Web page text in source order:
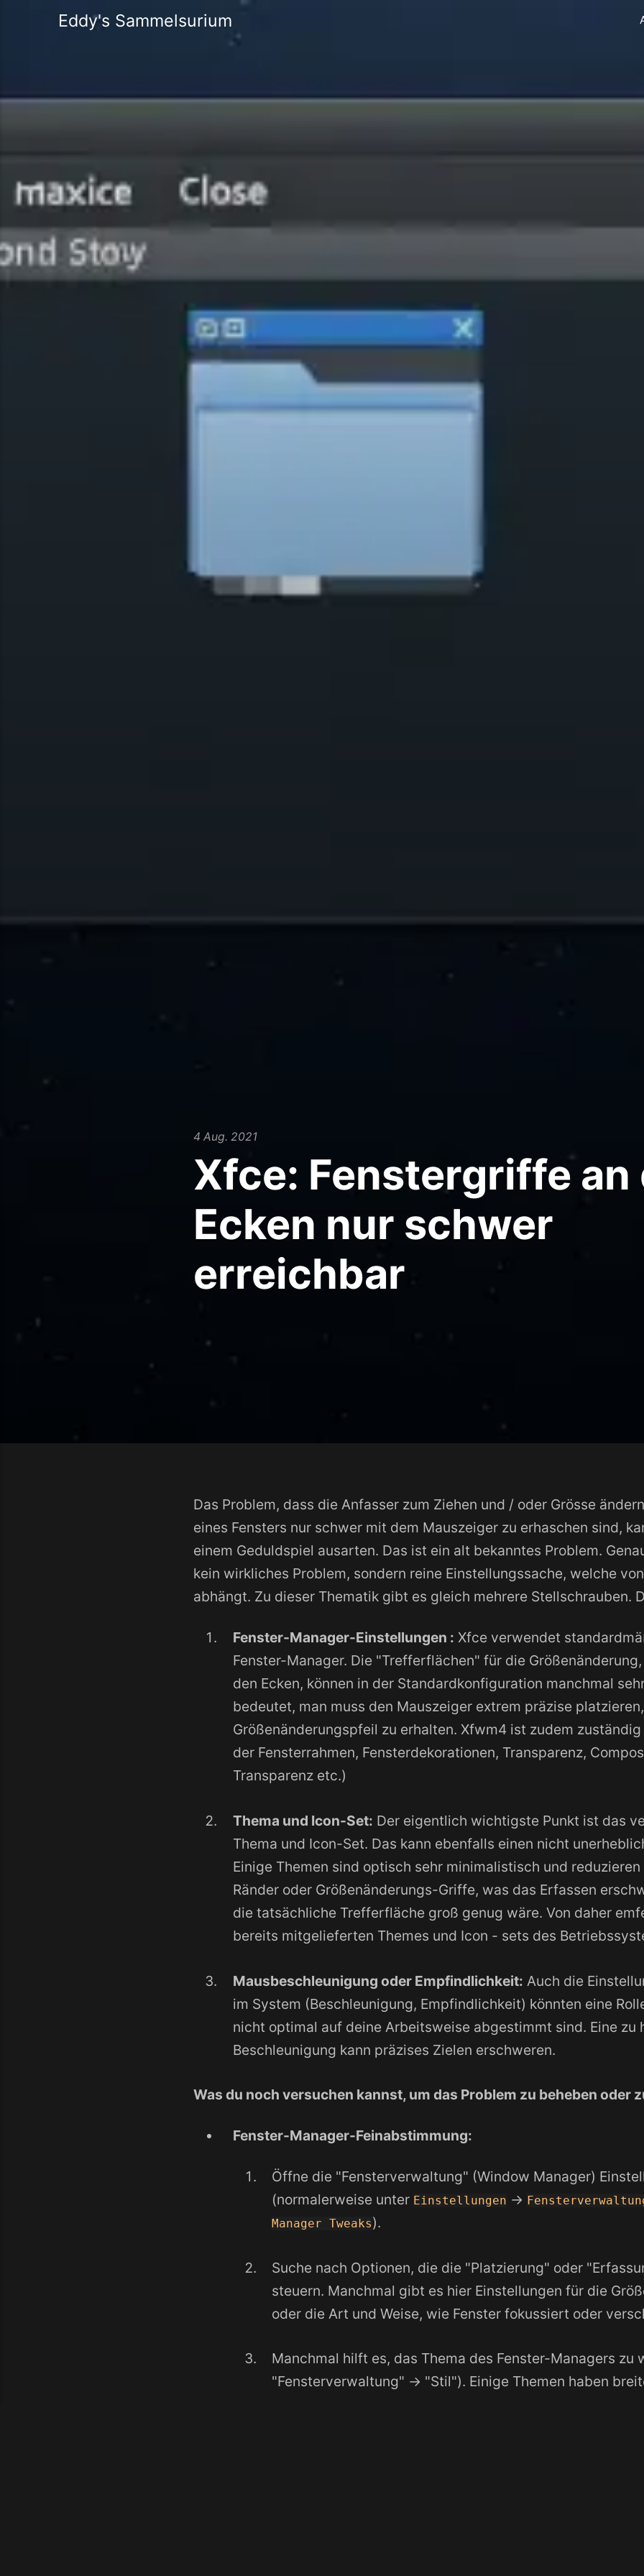
Eddy's Sammelsurium
4 Aug. 2021
Xfce: Fenstergriffe an
Ecken nur schwer
erreichbar
Das Problem, dass die Anfasser zum Ziehen und / oder Grösse
eines Fensters nur schwer mit dem Mauszeiger zu erhaschen sind,
einem Geduldspiel ausarten. Das ist ein alt bekanntes Problem.
kein wirkliches Problem, sondern reine Einstellungssache, welche
abhängt. Zu dieser Thematik gibt es gleich mehrere Stellschrauben.
Fenster-Manager-Einstellungen : Xfce verwendet
Fenster-Manager. Die "Trefferflächen" für die
den Ecken, können in der Standardkonfiguration manchmal
bedeutet, man muss den Mauszeiger extrem präzise
Größenänderungspfeil zu erhalten. Xfwm4 ist zudem
der Fensterrahmen, Fensterdekorationen, Transparenz,
Transparenz etc.)
Thema und Icon-Set: Der eigentlich wichtigste Punkt ist das
Thema und Icon-Set. Das kann ebenfalls einen nicht
Einige Themen sind optisch sehr minimalistisch und
Ränder oder Größenänderungs-Griffe, was das Erfassen
die tatsächliche Trefferfläche groß genug wäre. Von daher
bereits mitgelieferten Themes und Icon - sets des
Mausbeschleunigung oder Empfindlichkeit: Auch die
im System (Beschleunigung, Empfindlichkeit) könnten eine
nicht optimal auf deine Arbeitsweise abgestimmt sind. Eine zu
Beschleunigung kann präzises Zielen erschweren.
Was du noch versuchen kannst, um das Problem zu beheben oder
Fenster-Manager-Feinabstimmung:
Öffne die "Fensterverwaltung" (Window Manager)
(normalerweise unter Einstellungen ->
Manager Tweaks).
Suche nach Optionen, die die "Platzierung" oder
steuern. Manchmal gibt es hier Einstellungen für die
oder die Art und Weise, wie Fenster fokussiert oder
Manchmal hilft es, das Thema des Fenster-Managers zu
"Fensterverwaltung" -> "Stil"). Einige Themen haben